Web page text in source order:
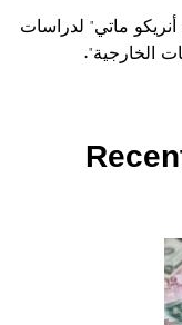
ماتي" لدراسات
الخارجية".